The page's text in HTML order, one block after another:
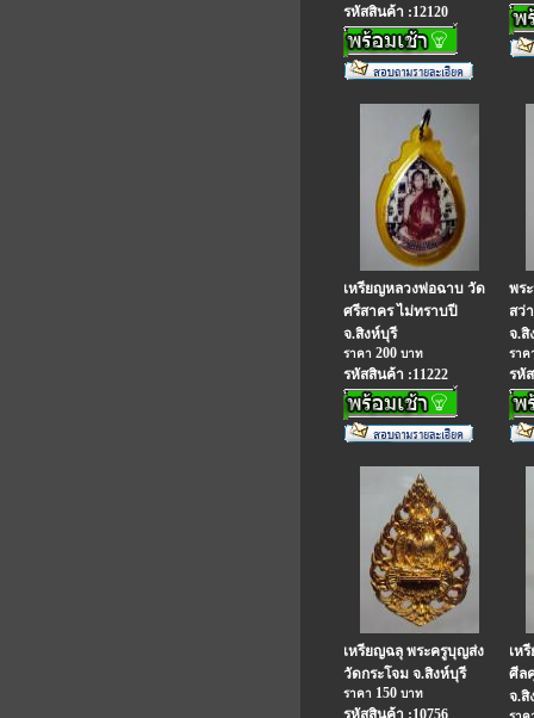
รหัสสินค้า :12120
เหรียญหลวงพ่อฉาบ วัด
ศรีสาคร ไม่ทราบปี
จ.สิงห์บุรี
ราคา 200 บาท
รหัสสินค้า :11222
พร
สว่
จ.สิ
รา
รหั
เหรียญฉลุ พระครูบุญส่ง
วัดกระโจม จ.สิงห์บุรี
ราคา 150 บาท
รหัสสินค้า :10756
เห
ศีล
จ.สิ